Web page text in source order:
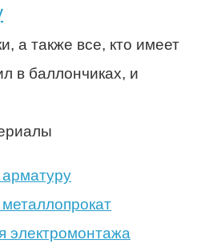
а также все, кто имеет
в баллончиках, и
электромонтажа